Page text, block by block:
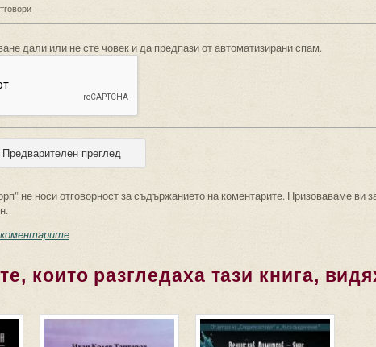
дали или не сте човек и да предпази от автоматизирани спам.
не носи отговорност за съдържанието на коментарите. Призоваваме ви
коментарите
които разгледаха тази книга,